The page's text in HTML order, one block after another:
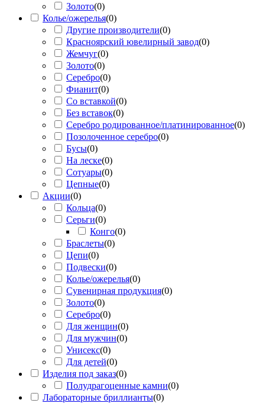
Золото(0)
Колье/ожерелья(0)
Другие производители(0)
Красноярский ювелирный завод(0)
Жемчуг(0)
Золото(0)
Серебро(0)
Фианит(0)
Со вставкой(0)
Без вставок(0)
Серебро родированное/платинированное(0)
Позолоченное серебро(0)
Бусы(0)
На леске(0)
Сотуары(0)
Цепные(0)
Акции(0)
Кольца(0)
Серьги(0)
Конго(0)
Браслеты(0)
Цепи(0)
Подвески(0)
Колье/ожерелья(0)
Сувенирная продукция(0)
Золото(0)
Серебро(0)
Для женщин(0)
Для мужчин(0)
Унисекс(0)
Для детей(0)
Изделия под заказ(0)
Полудрагоценные камни(0)
Лабораторные бриллианты(0)